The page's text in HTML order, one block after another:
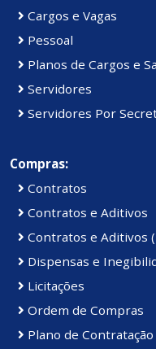
Cargos e Vagas
Pessoal
Planos de Cargos e
Servidores
Servidores Por
Compras:
Contratos
Contratos e Aditivos
Contratos e Aditivos
Dispensas e
Licitações
Ordem de Compras
Plano de